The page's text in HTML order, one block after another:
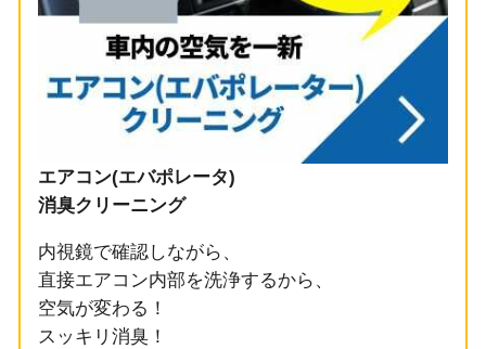
エアコン(エバポレータ)
消臭クリーニング
内視鏡で確認しながら、
直接エアコン内部を洗浄するから、
空気が変わる！
スッキリ消臭！